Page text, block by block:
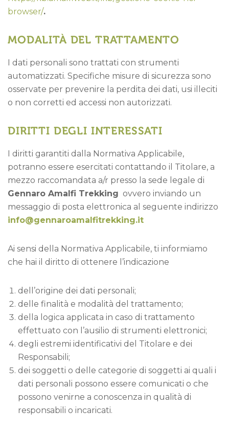
browser/.
MODALITÀ DEL TRATTAMENTO
I dati personali sono trattati con strumenti
automatizzati. Specifiche misure di sicurezza sono
osservate per prevenire la perdita dei dati, usi illeciti
o non corretti ed accessi non autorizzati.
DIRITTI DEGLI INTERESSATI
I diritti garantiti dalla Normativa Applicabile,
potranno essere esercitati contattando il Titolare, a
mezzo raccomandata a/r presso la sede legale di
Gennaro Amalfi Trekking ovvero inviando un
messaggio di posta elettronica al seguente indirizzo
info@gennaroamalfitrekking.it
Ai sensi della Normativa Applicabile, ti informiamo
che hai il diritto di ottenere l’indicazione
dell’origine dei dati personali;
delle finalità e modalità del trattamento;
della logica applicata in caso di trattamento
effettuato con l’ausilio di strumenti elettronici;
degli estremi identificativi del Titolare e dei
Responsabili;
dei soggetti o delle categorie di soggetti ai quali i
dati personali possono essere comunicati o che
possono venirne a conoscenza in qualità di
responsabili o incaricati.